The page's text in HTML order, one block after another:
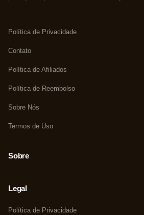
Política de Privacidade
Contato
Política de Afiliados
Política de Reembolso
Sobre Nós
Termos de Uso
Sobre
Legal
Política de Privacidade